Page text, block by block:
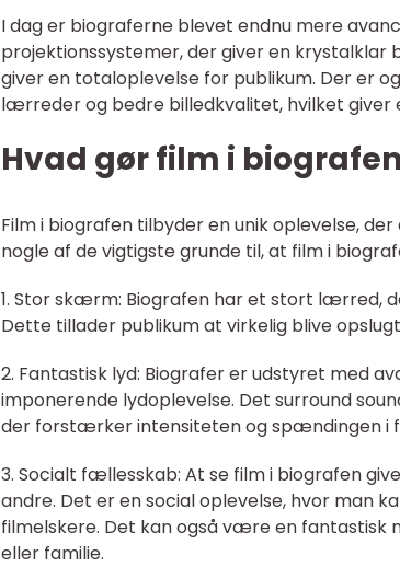
I dag er biograferne blevet endnu mere
projektionssystemer, der giver en krystalklar
giver en totaloplevelse for publikum. Der er
lærreder og bedre billedkvalitet, hvilket giver
Hvad gør film i
Film i biografen tilbyder en unik oplevelse,
nogle af de vigtigste grunde til, at film i
1. Stor skærm: Biografen har et stort lærred,
Dette tillader publikum at virkelig blive
2. Fantastisk lyd: Biografer er udstyret med
imponerende lydoplevelse. Det surround
der forstærker intensiteten og spændingen i
3. Socialt fællesskab: At se film i biografen
andre. Det er en social oplevelse, hvor man
filmelskere. Det kan også være en fantastisk
eller familie.